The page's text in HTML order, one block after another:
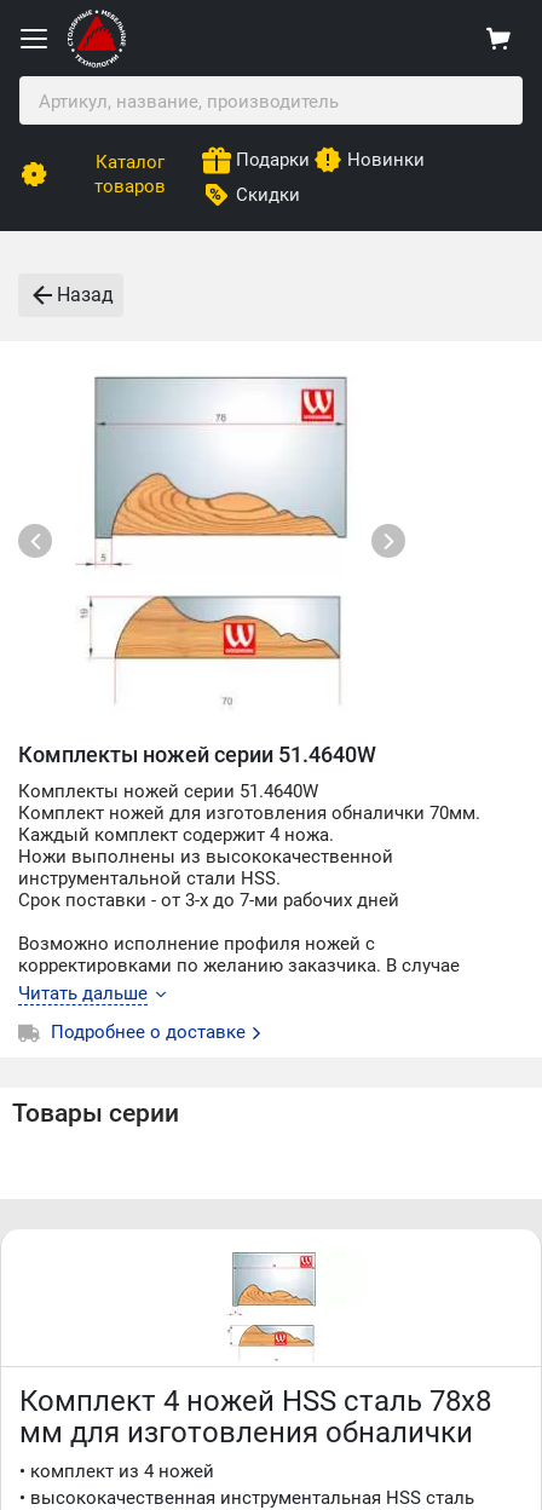
Каталог
товаров
Подарки
Новинки
Скидки
Назад
Комплекты ножей серии 51.4640W
Комплекты ножей серии 51.4640W
Комплект ножей для изготовления обналички 70мм.
Каждый комплект содержит 4 ножа.
Ножи выполнены из высококачественной
инструментальной стали HSS.
Срок поставки - от 3-х до 7-ми рабочих дней
Возможно исполнение профиля ножей с
корректировками по желанию заказчика. В случае
изменения профиля по желанию заказчика цена и срок
поставки может возрасти в связи с необходимостью
подготовки и согласования конструкторско-технической
Читать дальше
Подробнее о доставке
Товары серии
Комплект 4 ножей HSS сталь 78х8
мм для изготовления обналички
• комплект из 4 ножей
• высококачественная инструментальная HSS сталь